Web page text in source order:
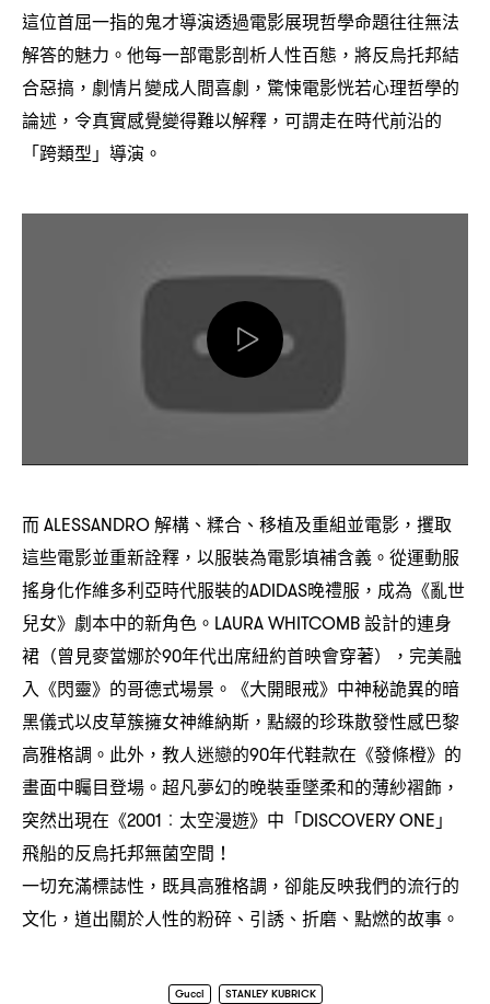
這位首屈一指的鬼才導演透過電影展現哲學命題往往無法
解答的魅力。他每一部電影剖析人性百態 ， 將反烏托邦結
合惡搞 ， 劇情片變成人間喜劇 ， 驚悚電影恍若心理哲學的
論述 ， 令真實感覺變得難以解釋 ， 可謂走在時代前沿的
「跨類型」導演。
而ALESSANDRO解構、糅合、移植及重組並電影 ， 攫取
這些電影並重新詮釋 ， 以服裝為電影填補含義。從運動服
搖身化作維多利亞時代服裝的ADIDAS晚禮服 ， 成為《亂世
兒女》劇本中的新角色。 LAURA WHITCOMB設計的連身
裙 （曾見麥當娜於90年代出席紐約首映會穿著）， 完美融
入《閃靈》的哥德式場景。《大開眼戒》中神秘詭異的暗
黑儀式以皮草簇擁女神維納斯 ， 點綴的珍珠散發性感巴黎
高雅格調。此外 ， 教人迷戀的90年代鞋款在《發條橙》的
畫面中矚目登場。超凡夢幻的晚裝垂墜柔和的薄紗褶飾 ，
突然出現在《2001︰ 太空漫遊》中「DISCOVERY ONE 」
飛船的反烏托邦無菌空間 ！
一切充滿標誌性 ， 既具高雅格調 ， 卻能反映我們的流行的
文化 ， 道出關於人性的粉碎、引誘、折磨、點燃的故事。
Gucci STANLEY KUBRICK